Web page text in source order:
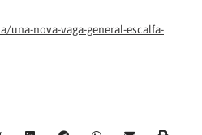
nova-vaga-general-escalfa-